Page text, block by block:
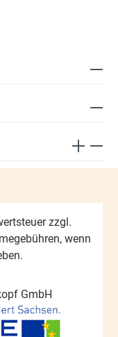
zzgl.
wenn
GmbH